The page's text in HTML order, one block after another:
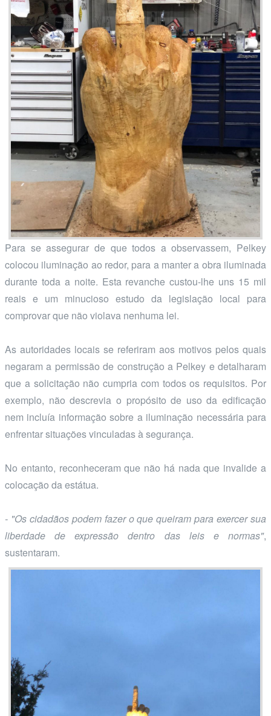
Para se assegurar de que todos a observassem, Pelkey
colocou iluminação ao redor, para a manter a obra iluminada
durante toda a noite. Esta revanche custou-lhe uns 15 mil
reais e um minucioso estudo da legislação local para
comprovar que não violava nenhuma lei.
As autoridades locais se referiram aos motivos pelos quais
negaram a permissão de construção a Pelkey e detalharam
que a solicitação não cumpria com todos os requisitos. Por
exemplo, não descrevia o propósito de uso da edificação
nem incluía informação sobre a iluminação necessária para
enfrentar situações vinculadas à segurança.
No entanto, reconheceram que não há nada que invalide a
colocação da estátua.
- "Os cidadãos podem fazer o que queiram para exercer sua
liberdade de expressão dentro das leis e normas",
sustentaram.